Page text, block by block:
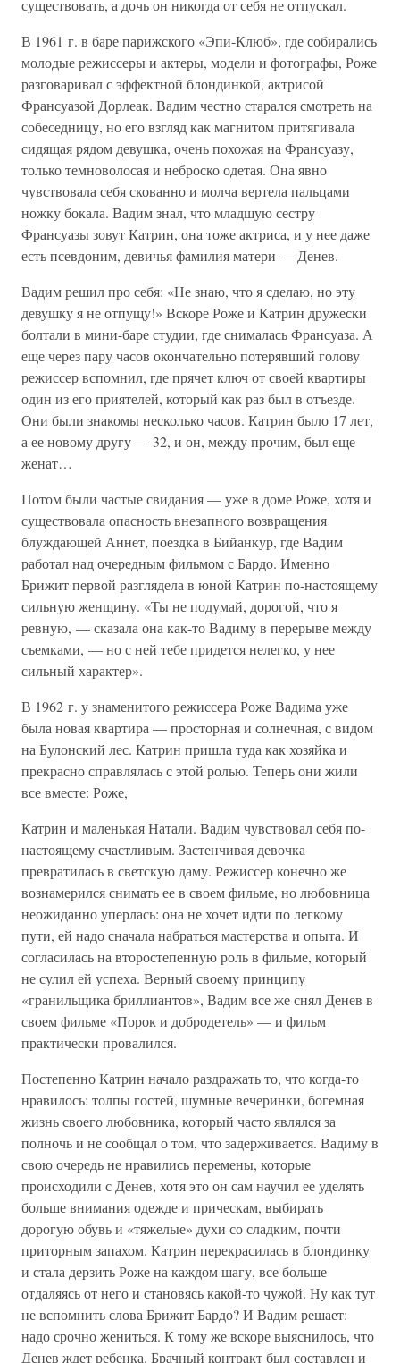
существовать, а дочь он никогда от себя не отпускал.
В 1961 г. в баре парижского «Эпи-Клюб», где собирались
молодые режиссеры и актеры, модели и фотографы, Роже
разговаривал с эффектной блондинкой, актрисой
Франсуазой Дорлеак. Вадим честно старался смотреть на
собеседницу, но его взгляд как магнитом притягивала
сидящая рядом девушка, очень похожая на Франсуазу,
только темноволосая и неброско одетая. Она явно
чувствовала себя скованно и молча вертела пальцами
ножку бокала. Вадим знал, что младшую сестру
Франсуазы зовут Катрин, она тоже актриса, и у нее даже
есть псевдоним, девичья фамилия матери — Денев.
Вадим решил про себя: «Не знаю, что я сделаю, но эту
девушку я не отпущу!» Вскоре Роже и Катрин дружески
болтали в мини-баре студии, где снималась Франсуаза. А
еще через пару часов окончательно потерявший голову
режиссер вспомнил, где прячет ключ от своей квартиры
один из его приятелей, который как раз был в отъезде.
Они были знакомы несколько часов. Катрин было 17 лет,
а ее новому другу — 32, и он, между прочим, был еще
женат…
Потом были частые свидания — уже в доме Роже, хотя и
существовала опасность внезапного возвращения
блуждающей Аннет, поездка в Бийанкур, где Вадим
работал над очередным фильмом с Бардо. Именно
Брижит первой разглядела в юной Катрин по-настоящему
сильную женщину. «Ты не подумай, дорогой, что я
ревную, — сказала она как-то Вадиму в перерыве между
съемками, — но с ней тебе придется нелегко, у нее
сильный характер».
В 1962 г. у знаменитого режиссера Роже Вадима уже
была новая квартира — просторная и солнечная, с видом
на Булонский лес. Катрин пришла туда как хозяйка и
прекрасно справлялась с этой ролью. Теперь они жили
все вместе: Роже,
Катрин и маленькая Натали. Вадим чувствовал себя по-
настоящему счастливым. Застенчивая девочка
превратилась в светскую даму. Режиссер конечно же
вознамерился снимать ее в своем фильме, но любовница
неожиданно уперлась: она не хочет идти по легкому
пути, ей надо сначала набраться мастерства и опыта. И
согласилась на второстепенную роль в фильме, который
не сулил ей успеха. Верный своему принципу
«гранильщика бриллиантов», Вадим все же снял Денев в
своем фильме «Порок и добродетель» — и фильм
практически провалился.
Постепенно Катрин начало раздражать то, что когда-то
нравилось: толпы гостей, шумные вечеринки, богемная
жизнь своего любовника, который часто являлся за
полночь и не сообщал о том, что задерживается. Вадиму в
свою очередь не нравились перемены, которые
происходили с Денев, хотя это он сам научил ее уделять
больше внимания одежде и прическам, выбирать
дорогую обувь и «тяжелые» духи со сладким, почти
приторным запахом. Катрин перекрасилась в блондинку
и стала дерзить Роже на каждом шагу, все больше
отдаляясь от него и становясь какой-то чужой. Ну как тут
не вспомнить слова Брижит Бардо? И Вадим решает:
надо срочно жениться. К тому же вскоре выяснилось, что
Денев ждет ребенка. Брачный контракт был составлен и